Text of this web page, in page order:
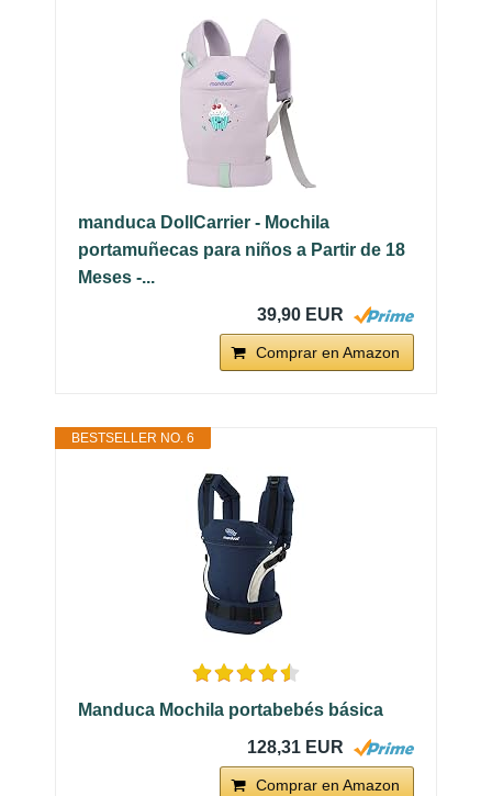
manduca DollCarrier - Mochila
portamuñecas para niños a Partir de 18
Meses -...
39,90 EUR
Comprar en Amazon
BESTSELLER NO. 6
Manduca Mochila portabebés básica
128,31 EUR
Comprar en Amazon